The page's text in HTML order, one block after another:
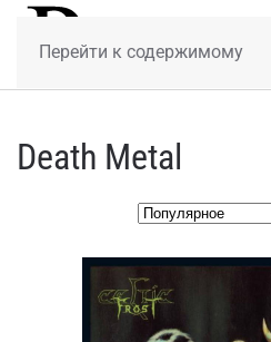
Перейти к содержимому
Death Metal